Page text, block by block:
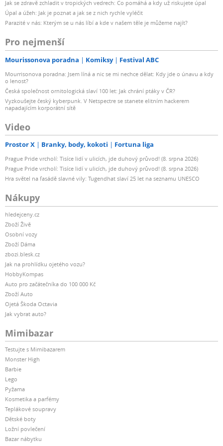
Jak se zdravě zchladit v tropických vedrech: Co pomáhá a kdy už riskujete úpal
Úpal a úžeh: Jak je poznat a jak se z nich rychle vyléčit
Parazité v nás: Kterým se u nás líbí a kde v našem těle je můžeme najít?
Pro nejmenší
Mourissonova poradna Komiksy Festival ABC
Mourrisonova poradna: Jsem líná a nic se mi nechce dělat: Kdy jde o únavu a kdy
o lenost?
Česká společnost ornitologická slaví 100 let: Jak chrání ptáky v ČR?
Vyzkoušejte český kyberpunk. V Netspectre se stanete elitním hackerem
napadajícím korporátní sítě
Video
Prostor X Branky, body, kokoti Fortuna liga
Prague Pride vrcholí: Tisíce lidí v ulicích, jde duhový průvod! (8. srpna 2026)
Prague Pride vrcholí: Tisíce lidí v ulicích, jde duhový průvod! (8. srpna 2026)
Hra světel na fasádě slavné vily: Tugendhat slaví 25 let na seznamu UNESCO
Nákupy
hledejceny.cz
Zboží Živě
Osobní vozy
Zboží Dáma
zbozi.blesk.cz
Jak na prohlídku ojetého vozu?
HobbyKompas
Auto pro začátečníka do 100 000 Kč
Zboží Auto
Ojetá Škoda Octavia
Jak vybrat auto?
Mimibazar
Testujte s Mimibazarem
Monster High
Barbie
Lego
Pyžama
Kosmetika a parfémy
Teplákové soupravy
Dětské boty
Ložní povlečení
Bazar nábytku